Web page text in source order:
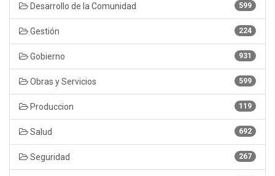
599
Desarrollo de la Comunidad
224
Gestión
931
Gobierno
599
Obras y Servicios
119
Produccion
692
Salud
267
Seguridad